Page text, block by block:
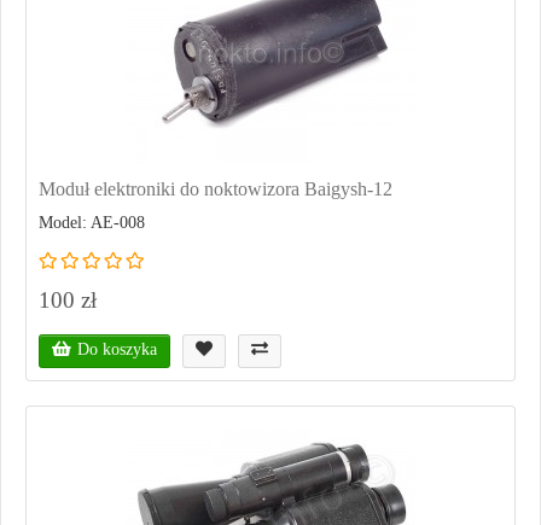
Moduł elektroniki do noktowizora Baigysh-12
Model: AE-008
100 zł
Do koszyka